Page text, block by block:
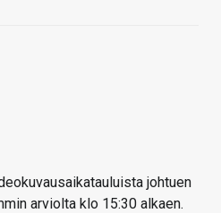
johtuen
arviolta klo 15:30 alkaen.